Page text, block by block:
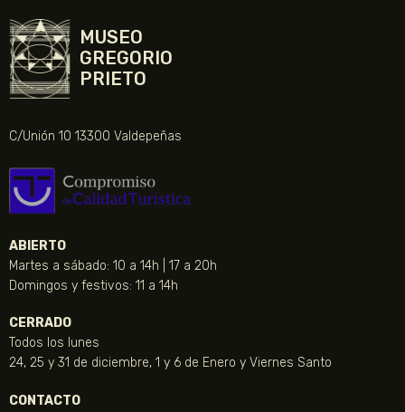
MUSEO
GREGORIO
PRIETO
C/Unión 10 13300 Valdepeñas
ABIERTO
Martes a sábado: 10 a 14h | 17 a 20h
Domingos y festivos: 11 a 14h
CERRADO
Todos los lunes
24, 25 y 31 de diciembre, 1 y 6 de Enero y Viernes Santo
CONTACTO